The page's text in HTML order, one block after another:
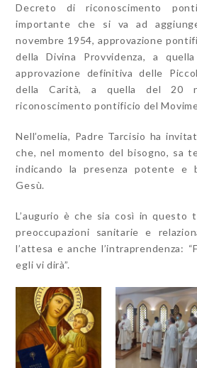
Decreto di riconoscimento
importante che si va ad
novembre 1954, approvazione
della Divina Provvidenza, a
approvazione definitiva delle
della Carità, a quella del 20
riconoscimento pontificio del
Nell’omelia, Padre Tarcisio ha
che, nel momento del bisogno, sa
indicando la presenza potente e
Gesù.
L’augurio è che sia così in questo
preoccupazioni sanitarie e
l’attesa e anche l’intraprendenza:
egli vi dirà”.